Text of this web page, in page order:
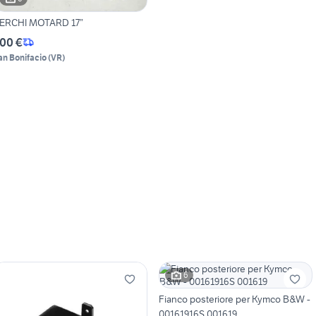
MOTARD 17”
€
Bonifacio(VR)
6
Fianco posteriore per Kymco B&W -